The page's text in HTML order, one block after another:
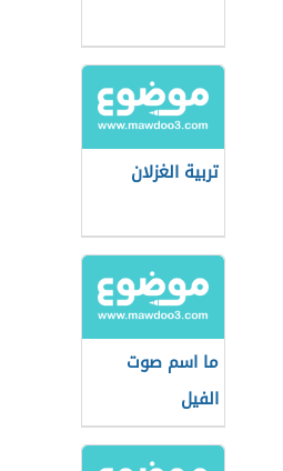
تربية الغزلان
ما اسم صوت
الفيل